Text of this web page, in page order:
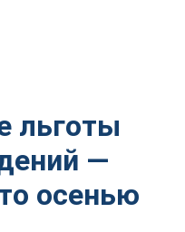
льготы
—
осенью